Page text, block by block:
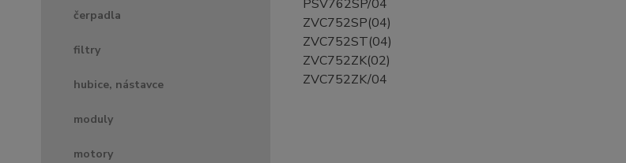
čerpadla
filtry
hubice, nástavce
moduly
motory
PSV762SP/04
ZVC752SP(04)
ZVC752ST(04)
ZVC752ZK(02)
ZVC752ZK/04